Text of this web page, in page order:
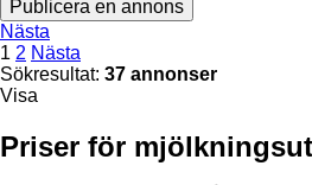
Publicera en annons
Nästa
1 2 Nästa
Sökresultat: 37 annonser
Visa
Priser för